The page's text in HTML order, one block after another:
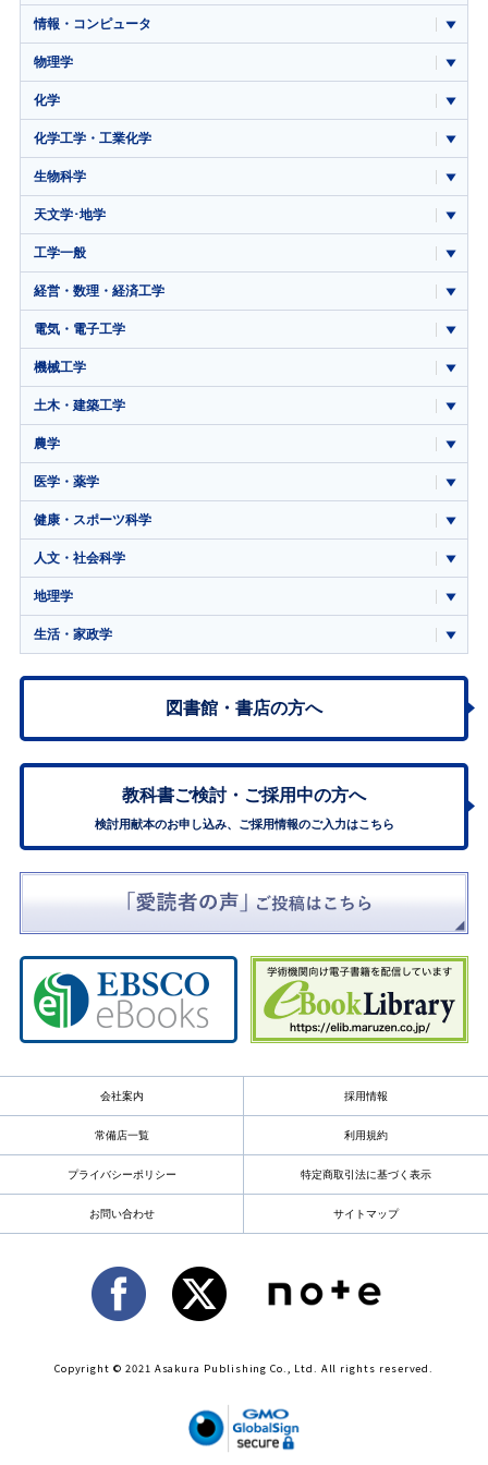
情報・コンピュータ
物理学
化学
化学工学・工業化学
生物科学
天文学･地学
工学一般
経営・数理・経済工学
電気・電子工学
機械工学
土木・建築工学
農学
医学・薬学
健康・スポーツ科学
人文・社会科学
地理学
生活・家政学
図書館・書店の方へ
教科書ご検討・ ご採用中の方へ
検討用献本のお申し込み、ご採用情報のご入力はこちら
会社案内 採用情報
常備店一覧 利用規約
プライバシーポリシー 特定商取引法に基づく表示
お問い合わせ サイトマップ
Copyright © 2021 Asakura Publishing Co., Ltd. All rights reserved.